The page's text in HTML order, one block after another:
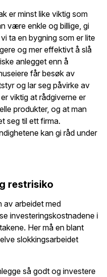
er minst like viktig som
være enkle og billige, gi
ta en bygning som er lite
og mer effektivt å slå
anlegget enn å
får besøk av
og lar seg påvirke av
viktig at rådgiverne er
produkter, og at man
seg til ett firma.
kan gi råd under
restrisiko
av arbeidet med
investeringskostnadene i
Her må en blant
slokkingsarbeidet
så godt og investere